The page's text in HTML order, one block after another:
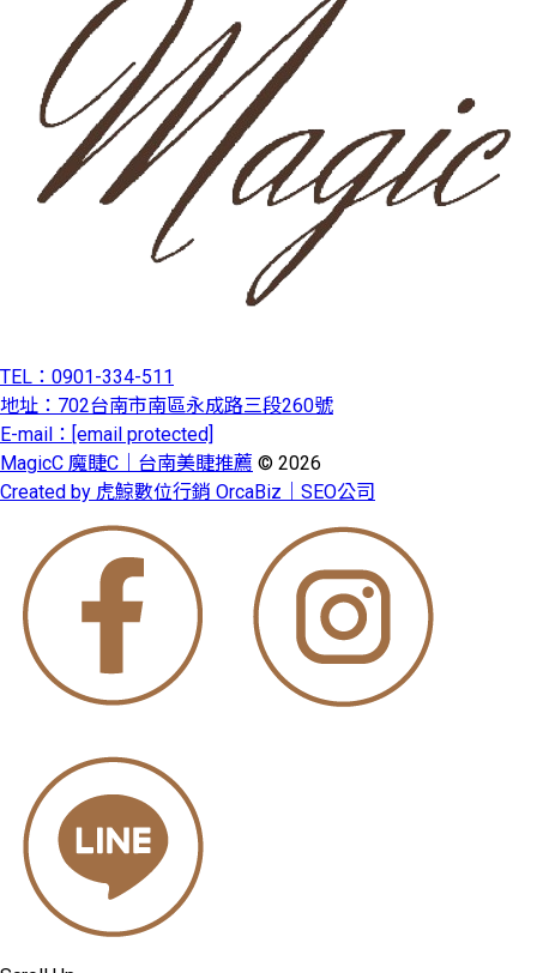
TEL：0901-334-511
地址：702台南市南區永成路三段260號
E-mail： [email protected]
MagicC 魔睫C｜台南美睫推薦 © 2026
Created by 虎鯨數位行銷 OrcaBiz｜SEO公司